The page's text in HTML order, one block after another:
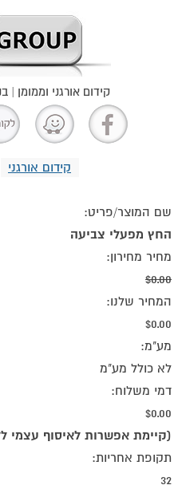
קידום אורגני
קידום אורגני וממומן |
שם המוצר/פריט:
החץ מפעלי צביעה
מחיר מחירון:
$0.00
המחיר שלנו:
$0.00
מע"מ:
לא כולל מע"מ
דמי משלוח:
$0.00
(קיימת אפשרות לאיסוף עצמי
תקופת אחריות:
32